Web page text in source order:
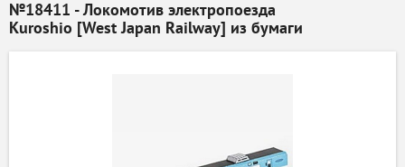
№18411 - Локомотив электропоезда
Kuroshio [West Japan Railway] из бумаги